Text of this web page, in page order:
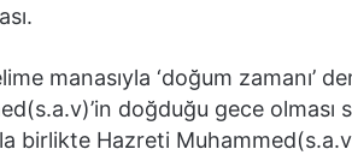
manasıyla ‘doğum zamanı’
doğduğu gece
birlikte Hazreti